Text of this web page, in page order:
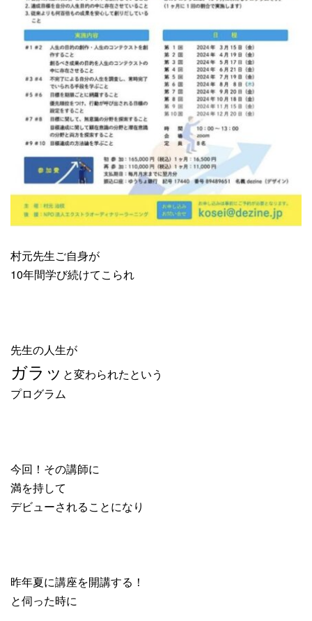
村元先生ご自身が
10年間学び続けてこられ
先生の人生が
ガラッ と変わられたという
プログラム
今回！その講師に
満を持して
デビューされることになり
昨年夏に講座を開講する！
と伺った時に